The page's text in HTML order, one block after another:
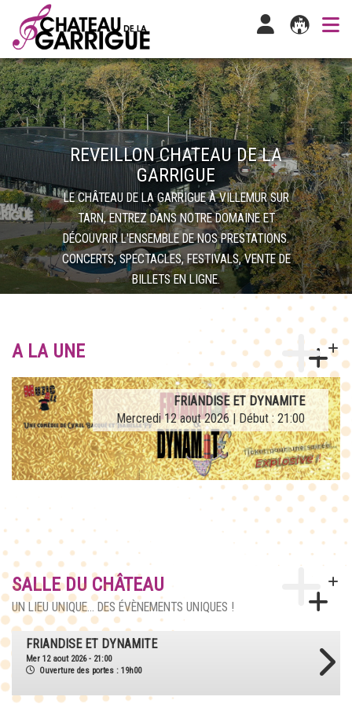
REVEILLON CHATEAU DE LA
GARRIGUE
LE CHÂTEAU DE LA GARRIGUE À VILLEMUR SUR
TARN, ENTREZ DANS NOTRE DOMAINE ET
DÉCOUVRIR L'ENSEMBLE DE NOS PRESTATIONS.
CONCERTS, SPECTACLES, FESTIVALS, VENTE DE
BILLETS EN LIGNE.
A LA UNE
FRIANDISE ET DYNAMITE
Mercredi 12 aout 2026 | Début : 21:00
AFTERWORK TRIBUTE LA FRENCH TEUF
Jeudi 27 aout 2026 | Début : 21:00
SALLE DU CHÂTEAU
UN LIEU UNIQUE... DES ÉVÈNEMENTS UNIQUES !
AFTERWORK TRIBUTE LA FRENCH TEUF
Jeu 27 aout 2026 - 21:00
Ouverture des portes : 18h30